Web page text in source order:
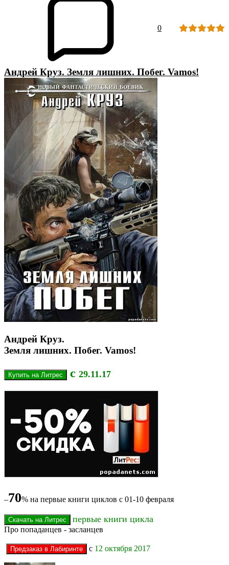
0
Андрей Круз. Земля лишних. Побег. Vamos!
Андрей Круз.
Земля лишних. Побег. Vamos!
с 29.11.17
–70% на первые книги циклов c 01-10 февраля
первые книги цикла
Про попаданцев - засланцев
с 12 октября 2017